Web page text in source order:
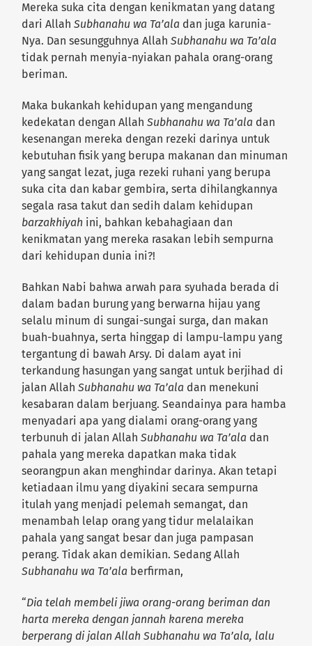
Mereka suka cita dengan kenikmatan yang datang
dari AllahSubhanahu wa Ta’ala dan juga karunia-
Nya. Dan sesungguhnya AllahSubhanahu wa Ta’ala
tidak pernah menyia-nyiakan pahala orang-orang
beriman.
Maka bukankah kehidupan yang mengandung
kedekatan dengan AllahSubhanahu wa Ta’ala dan
kesenangan mereka dengan rezeki darinya untuk
kebutuhan fisik yang berupa makanan dan minuman
yang sangat lezat, juga rezeki ruhani yang berupa
suka cita dan kabar gembira, serta dihilangkannya
segala rasa takut dan sedih dalam kehidupan
barzakhiyah ini, bahkan kebahagiaan dan
kenikmatan yang mereka rasakan lebih sempurna
dari kehidupan dunia ini?!
Bahkan Nabi bahwa arwah para syuhada berada di
dalam badan burung yang berwarna hijau yang
selalu minum di sungai-sungai surga, dan makan
buah-buahnya, serta hinggap di lampu-lampu yang
tergantung di bawah Arsy. Di dalam ayat ini
terkandung hasungan yang sangat untuk berjihad di
jalan AllahSubhanahu wa Ta’ala dan menekuni
kesabaran dalam berjuang. Seandainya para hamba
menyadari apa yang dialami orang-orang yang
terbunuh di jalan AllahSubhanahu wa Ta’ala dan
pahala yang mereka dapatkan maka tidak
seorangpun akan menghindar darinya. Akan tetapi
ketiadaan ilmu yang diyakini secara sempurna
itulah yang menjadi pelemah semangat, dan
menambah lelap orang yang tidur melalaikan
pahala yang sangat besar dan juga pampasan
perang. Tidak akan demikian. Sedang Allah
Subhanahu wa Ta’ala berfirman,
“Dia telah membeli jiwa orang-orang beriman dan
harta mereka dengan jannah karena mereka
berperang di jalan Allah Subhanahu wa Ta’ala, lalu